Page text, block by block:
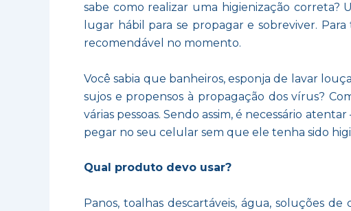
sabe como realizar uma higienização correta?
lugar hábil para se propagar e sobreviver.
recomendável no momento.
Você sabia que banheiros, esponja de lavar
sujos e propensos à propagação dos vírus?
várias pessoas. Sendo assim, é necessário
pegar no seu celular sem que ele tenha sido
Qual produto devo usar?
Panos, toalhas descartáveis, água, soluções